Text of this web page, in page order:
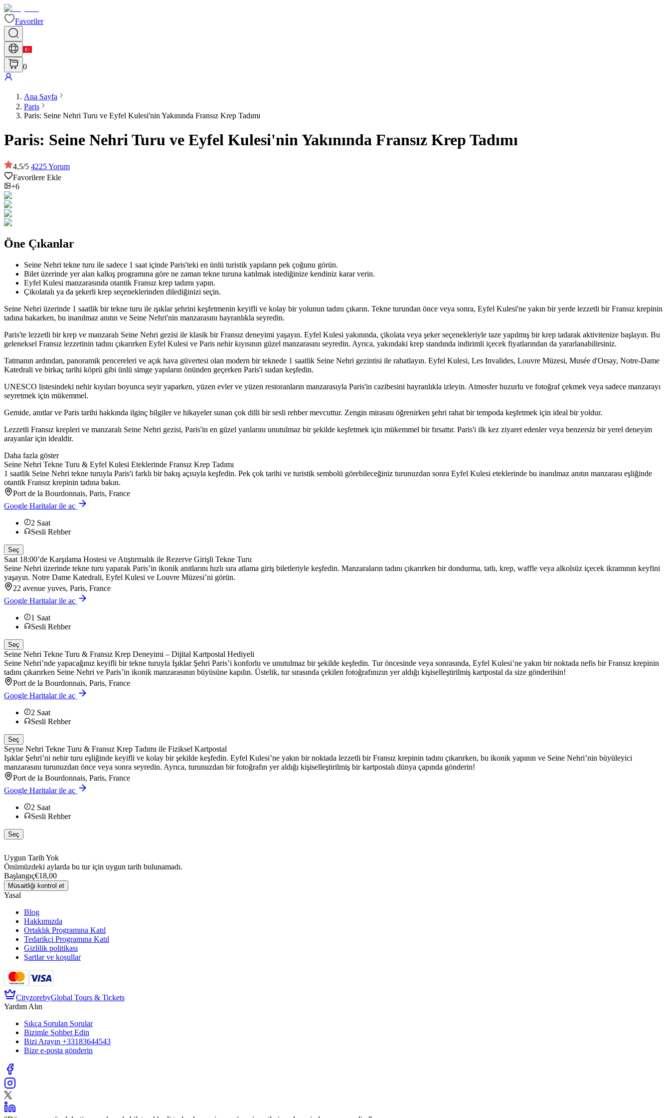
Favoriler
0
Ana Sayfa
Paris
Paris: Seine Nehri Turu ve Eyfel Kulesi'nin Yakınında Fransız Krep Tadımı
Paris: Seine Nehri Turu ve Eyfel Kulesi'nin Yakınında Fransız Krep Tadımı
4,5/5 4225Yorum
Favorilere Ekle
+6
Öne Çıkanlar
Seine Nehri tekne turu ile sadece 1 saat içinde Paris'teki en ünlü turistik yapıların pek çoğunu görün.
Bilet üzerinde yer alan kalkış programına göre ne zaman tekne turuna katılmak istediğinize kendiniz karar verin.
Eyfel Kulesi manzarasında otantik Fransız krep tadımı yapın.
Çikolatalı ya da şekerli krep seçeneklerinden dilediğinizi seçin.
Seine Nehri üzerinde 1 saatlik bir tekne turu ile ışıklar şehrini keşfetmenin keyifli ve kolay bir yolunun tadını çıkarın. Tekne turundan önce veya sonra, Eyfel Kulesi'ne yakın bir yerde lezzetli bir Fransız krepinin
tadına bakarken, bu inanılmaz anıtın ve Seine Nehri'nin manzarasını hayranlıkla seyredin.
Paris'te lezzetli bir krep ve manzaralı Seine Nehri gezisi ile klasik bir Fransız deneyimi yaşayın. Eyfel Kulesi yakınında, çikolata veya şeker seçenekleriyle taze yapılmış bir krep tadarak aktivitenize başlayın. Bu
geleneksel Fransız lezzetinin tadını çıkarırken Eyfel Kulesi ve Paris nehir kıyısının güzel manzarasını seyredin. Ayrıca, yakındaki krep standında indirimli içecek fiyatlarından da yararlanabilirsiniz.
Tatmanın ardından, panoramik pencereleri ve açık hava güvertesi olan modern bir teknede 1 saatlik Seine Nehri gezintisi ile rahatlayın. Eyfel Kulesi, Les Invalides, Louvre Müzesi, Musée d'Orsay, Notre-Dame
Katedrali ve birkaç tarihi köprü gibi ünlü simge yapıların önünden geçerken Paris'i sudan keşfedin.
UNESCO listesindeki nehir kıyıları boyunca seyir yaparken, yüzen evler ve yüzen restoranların manzarasıyla Paris'in cazibesini hayranlıkla izleyin. Atmosfer huzurlu ve fotoğraf çekmek veya sadece manzarayı
seyretmek için mükemmel.
Gemide, anıtlar ve Paris tarihi hakkında ilginç bilgiler ve hikayeler sunan çok dilli bir sesli rehber mevcuttur. Zengin mirasını öğrenirken şehri rahat bir tempoda keşfetmek için ideal bir yoldur.
Lezzetli Fransız krepleri ve manzaralı Seine Nehri gezisi, Paris'in en güzel yanlarını unutulmaz bir şekilde keşfetmek için mükemmel bir fırsattır. Paris'i ilk kez ziyaret edenler veya benzersiz bir yerel deneyim
arayanlar için idealdir.
Daha fazla göster
Seine Nehri Tekne Turu & Eyfel Kulesi Eteklerinde Fransız Krep Tadımı
1 saatlik Seine Nehri tekne turuyla Paris'i farklı bir bakış açısıyla keşfedin. Pek çok tarihi ve turistik sembolü görebileceğiniz turunuzdan sonra Eyfel Kulesi eteklerinde bu inanılmaz anıtın manzarası eşliğinde
otantik Fransız krepinin tadına bakın.
Port de la Bourdonnais, Paris, France
Google Haritalar ile aç
2 Saat
Sesli Rehber
Seç
Saat 18:00’de Karşılama Hostesi ve Atıştırmalık ile Rezerve Girişli Tekne Turu
Seine Nehri üzerinde tekne turu yaparak Paris’in ikonik anıtlarını hızlı sıra atlama giriş biletleriyle keşfedin. Manzaraların tadını çıkarırken bir dondurma, tatlı, krep, waffle veya alkolsüz içecek ikramının keyfini
yaşayın. Notre Dame Katedrali, Eyfel Kulesi ve Louvre Müzesi’ni görün.
22 avenue yuves, Paris, France
Google Haritalar ile aç
1 Saat
Sesli Rehber
Seç
Seine Nehri Tekne Turu & Fransız Krep Deneyimi – Dijital Kartpostal Hediyeli
Seine Nehri’nde yapacağınız keyifli bir tekne turuyla Işıklar Şehri Paris’i konforlu ve unutulmaz bir şekilde keşfedin. Tur öncesinde veya sonrasında, Eyfel Kulesi’ne yakın bir noktada nefis bir Fransız krepinin
tadını çıkarırken Seine Nehri ve Paris’in ikonik manzarasının büyüsüne kapılın. Üstelik, tur sırasında çekilen fotoğrafınızın yer aldığı kişiselleştirilmiş kartpostal da size gönderilsin!
Port de la Bourdonnais, Paris, France
Google Haritalar ile aç
2 Saat
Sesli Rehber
Seç
Seyne Nehri Tekne Turu & Fransız Krep Tadımı ile Fiziksel Kartpostal
Işıklar Şehri’ni nehir turu eşliğinde keyifli ve kolay bir şekilde keşfedin. Eyfel Kulesi’ne yakın bir noktada lezzetli bir Fransız krepinin tadını çıkarırken, bu ikonik yapının ve Seine Nehri’nin büyüleyici
manzarasını turunuzdan önce veya sonra seyredin. Ayrıca, turunuzdan bir fotoğrafın yer aldığı kişiselleştirilmiş bir kartpostalı dünya çapında gönderin!
Port de la Bourdonnais, Paris, France
Google Haritalar ile aç
2 Saat
Sesli Rehber
Seç
Uygun Tarih Yok
Önümüzdeki aylarda bu tur için uygun tarih bulunamadı.
Başlangıç€18,00
Müsaitliği kontrol et
Yasal
Blog
Hakkımızda
Ortaklık Programına Katıl
Tedarikçi Programına Katıl
Gizlilik politikası
Şartlar ve koşullar
CityzorebyGlobal Tours & Tickets
Yardım Alın
Sıkça Sorulan Sorular
Bizimle Sohbet Edin
Bizi Arayın +33183644543
Bize e-posta gönderin